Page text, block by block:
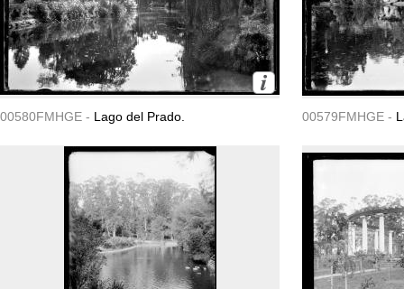
00580FMHGE - Lago del Prado. 00579FMHGE -